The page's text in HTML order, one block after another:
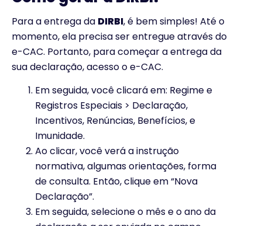
Para a entrega da DIRBI, é bem simples! Até o
momento, ela precisa ser entregue através do
e-CAC. Portanto, para começar a entrega da
sua declaração, acesso o e-CAC.
Em seguida, você clicará em: Regime e
Registros Especiais > Declaração,
Incentivos, Renúncias, Benefícios, e
Imunidade.
Ao clicar, você verá a instrução
normativa, algumas orientações, forma
de consulta. Então, clique em “Nova
Declaração”.
Em seguida, selecione o mês e o ano da